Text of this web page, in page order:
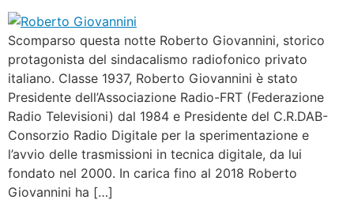
Scomparso questa notte Roberto Giovannini, storico
protagonista del sindacalismo radiofonico privato
italiano. Classe 1937, Roberto Giovannini è stato
Presidente dell’Associazione Radio-FRT (Federazione
Radio Televisioni) dal 1984 e Presidente del C.R.DAB-
Consorzio Radio Digitale per la sperimentazione e
l’avvio delle trasmissioni in tecnica digitale, da lui
fondato nel 2000. In carica fino al 2018 Roberto
Giovannini ha […]